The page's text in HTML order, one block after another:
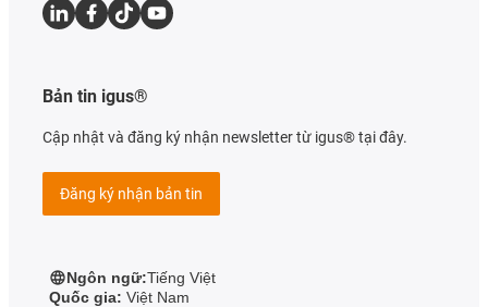
Bản tin igus®
Cập nhật và đăng ký nhận newsletter từ igus® tại đây.
Đăng ký nhận bản tin
Ngôn ngữ:Tiếng Việt
Quốc gia: Việt Nam